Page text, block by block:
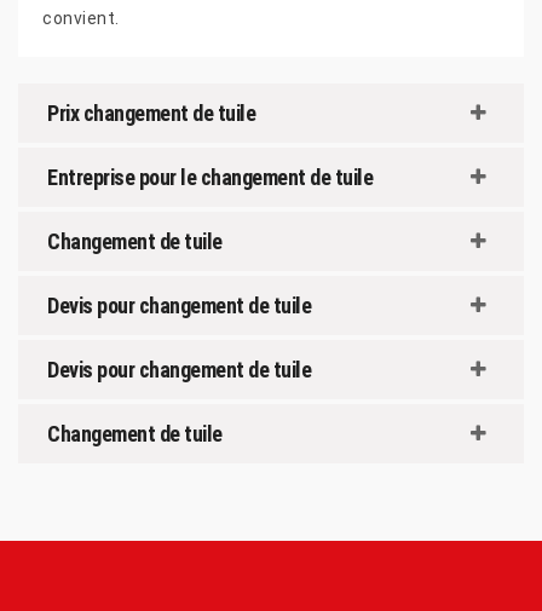
convient.
Prix changement de tuile
Entreprise pour le changement de tuile
Changement de tuile
Devis pour changement de tuile
Devis pour changement de tuile
Changement de tuile